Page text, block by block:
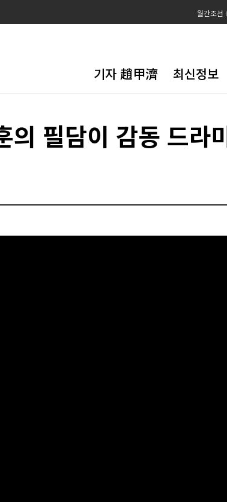
월간조선
기자 趙甲濟 최신정보
의 필담이 감동 드라